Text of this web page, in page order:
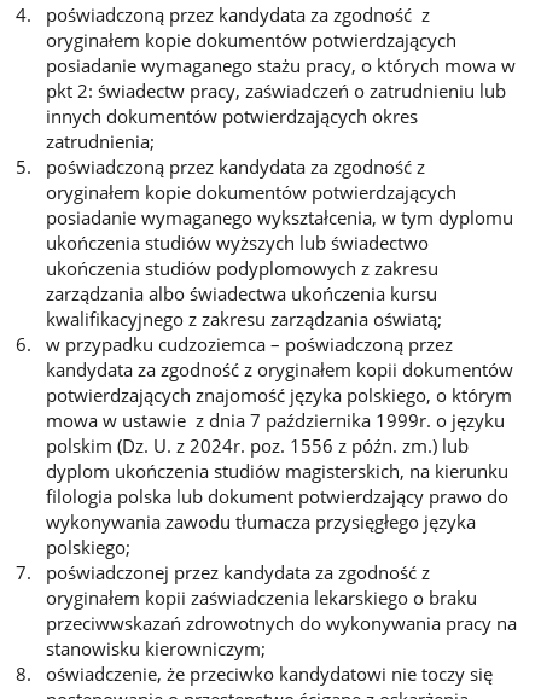
poświadczoną przez kandydata za zgodność z
oryginałem kopie dokumentów potwierdzających
posiadanie wymaganego stażu pracy, o których mowa w
pkt 2: świadectw pracy, zaświadczeń o zatrudnieniu lub
innych dokumentów potwierdzających okres
zatrudnienia;
poświadczoną przez kandydata za zgodność z
oryginałem kopie dokumentów potwierdzających
posiadanie wymaganego wykształcenia, w tym dyplomu
ukończenia studiów wyższych lub świadectwo
ukończenia studiów podyplomowych z zakresu
zarządzania albo świadectwa ukończenia kursu
kwalifikacyjnego z zakresu zarządzania oświatą;
w przypadku cudzoziemca – poświadczoną przez
kandydata za zgodność z oryginałem kopii dokumentów
potwierdzających znajomość języka polskiego, o którym
mowa w ustawie z dnia 7 października 1999r. o języku
polskim (Dz. U. z 2024r. poz. 1556 z późn. zm.) lub
dyplom ukończenia studiów magisterskich, na kierunku
filologia polska lub dokument potwierdzający prawo do
wykonywania zawodu tłumacza przysięgłego języka
polskiego;
poświadczonej przez kandydata za zgodność z
oryginałem kopii zaświadczenia lekarskiego o braku
przeciwwskazań zdrowotnych do wykonywania pracy na
stanowisku kierowniczym;
oświadczenie, że przeciwko kandydatowi nie toczy się